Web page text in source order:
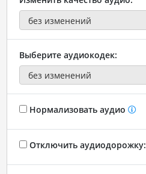
Выберите аудиокодек:
Нормализовать аудио
Отключить аудиодорожку: